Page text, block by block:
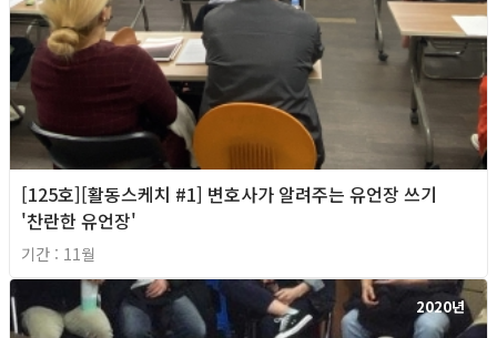
[125호][활동스케치 #1] 변호사가 알려주는 유언장 쓰기
'찬란한 유언장'
기간 : 11월
2020년